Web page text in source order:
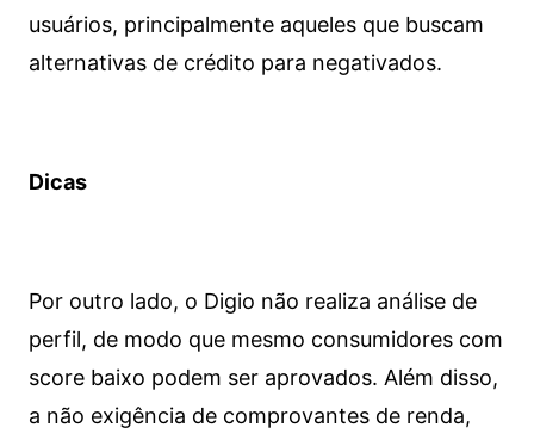
usuários, principalmente aqueles que buscam
alternativas de crédito para negativados.
Dicas
Por outro lado, o Digio não realiza análise de
perfil, de modo que mesmo consumidores com
score baixo podem ser aprovados. Além disso,
a não exigência de comprovantes de renda,